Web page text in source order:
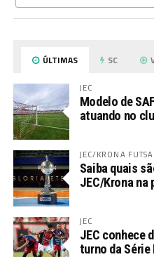
ÚLTIMAS SC
JEC
Modelo de
atuando no
JEC/KRONA
Saiba quais
JEC/Krona
JEC
JEC conhece
turno da Série